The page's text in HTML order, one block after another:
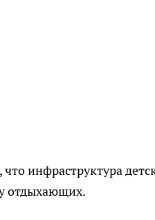
что инфраструктура
отдыхающих.